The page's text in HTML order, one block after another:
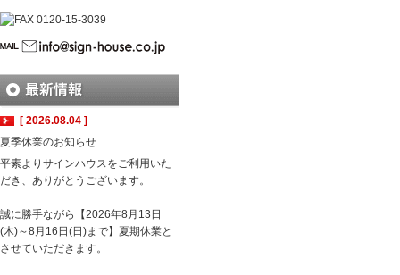
[ 2026.08.04 ]
夏季休業のお知らせ
平素よりサインハウスをご利用いた
だき、ありがとうございます。
誠に勝手ながら【2026年8月13日
(木)～8月16日(日)まで】夏期休業と
させていただきます。